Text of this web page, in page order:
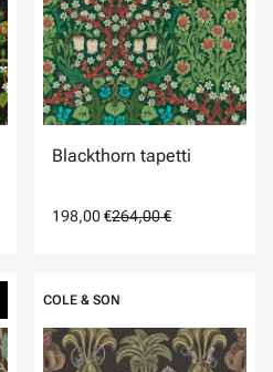
Blackthorn tapetti
198,00 €264,00 €
COLE & SON